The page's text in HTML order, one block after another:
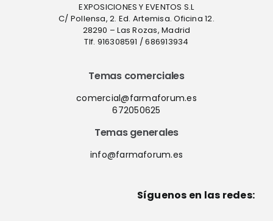
EXPOSICIONES Y EVENTOS S.L
C/ Pollensa, 2. Ed. Artemisa. Oficina 12.
28290 – Las Rozas, Madrid
Tlf. 916308591 / 686913934
Temas comerciales
comercial@farmaforum.es
672050625
Temas generales
info@farmaforum.es
Síguenos en las redes: